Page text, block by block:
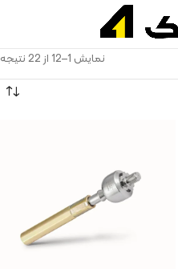
نمایش 1–12 از 22 نتیجه